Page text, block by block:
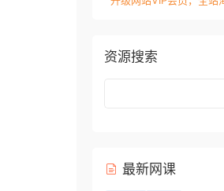
资源搜索
最新网课